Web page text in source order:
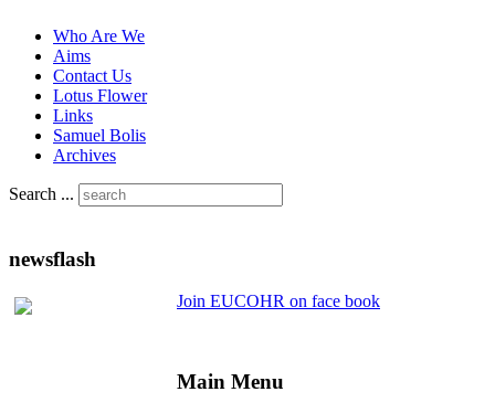
Who Are We
Aims
Contact Us
Lotus Flower
Links
Samuel Bolis
Archives
Search ...
newsflash
Join EUCOHR on face book
Main Menu